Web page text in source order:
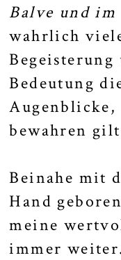
Balve und im
wahrlich
Bedeutung
Augenblicke,
bewahren
Beinahe mit
Hand
meine
immer